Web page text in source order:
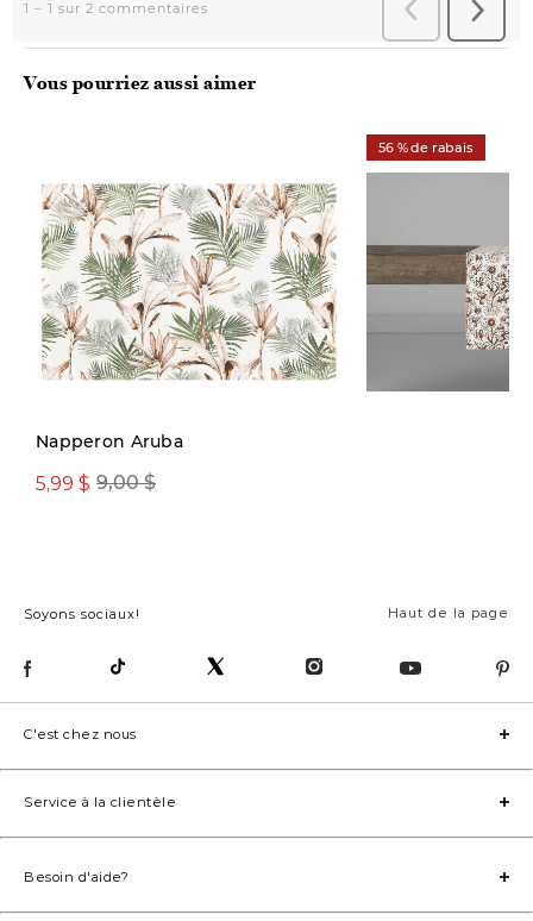
Vous pourriez aussi aimer
Napperon Aruba
9,00 $
5,99 $
56 % de rabais
Haut de la page
Soyons sociaux!
C'est chez nous
Service à la clientèle
Besoin d'aide?